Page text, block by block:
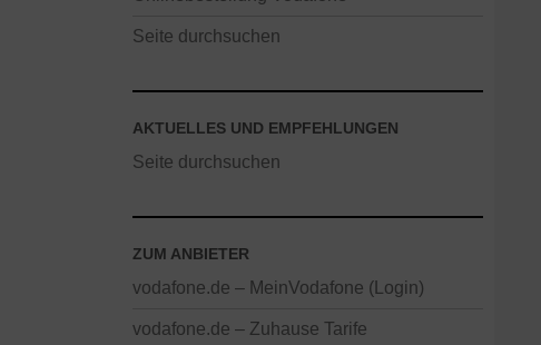
Seite durchsuchen
AKTUELLES UND EMPFEHLUNGEN
Seite durchsuchen
ZUM ANBIETER
vodafone.de – MeinVodafone (Login)
vodafone.de – Zuhause Tarife